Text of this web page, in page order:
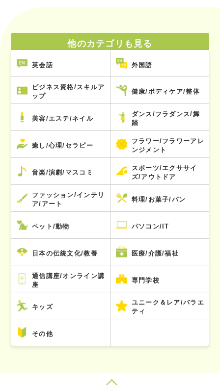
他のカテゴリも見る
英会話 外国語
ビジネス資格/スキルア
ップ
健康/ボディケア/整体
美容/エステ/ネイル
ダンス/フラダンス/舞
踏
癒し/心理/セラピー
フラワー/フラワーアレ
ンジメント
音楽/演劇/マスコミ
スポーツ/エクササイ
ズ/アウトドア
ファッション/インテリ
ア/アート
料理/お菓子/パン
ペット/動物 パソコン/IT
日本の伝統文化/教養 医療/介護/福祉
通信講座/オンライン講
座
専門学校
キッズ
ユニーク＆レア/バラエ
ティ
その他